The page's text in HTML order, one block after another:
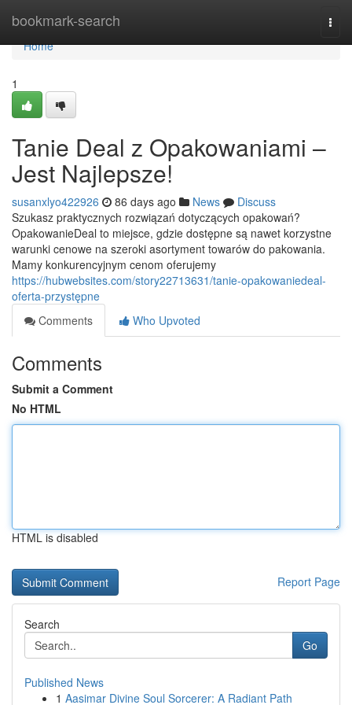
bookmark-search
Home
Home
1
Tanie Deal z Opakowaniami –
Jest Najlepsze!
susanxlyo422926 86 days ago News
Discuss
Szukasz praktycznych rozwiązań dotyczących opakowań?
OpakowanieDeal to miejsce, gdzie dostępne są nawet korzystne
warunki cenowe na szeroki asortyment towarów do pakowania.
Mamy konkurencyjnym cenom oferujemy
https://hubwebsites.com/story22713631/tanie-opakowaniedeal-
oferta-przystępne
Comments
Who Upvoted
Comments
Submit a Comment
No HTML
HTML is disabled
Report Page
Search
Go
Published News
1 Aasimar Divine Soul Sorcerer: A Radiant Path